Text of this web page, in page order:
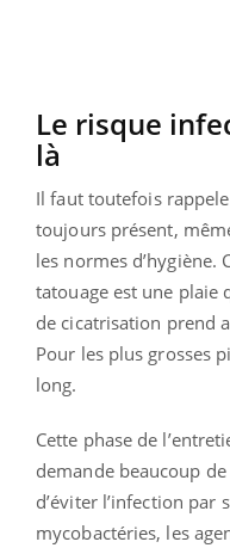
Le risque
là
Il faut toutefois
toujours présent,
les normes d’hygiène.
tatouage est une plaie
de cicatrisation prend
Pour les plus grosses
long.
Cette phase de
demande beaucoup
d’éviter l’infection par
mycobactéries, les